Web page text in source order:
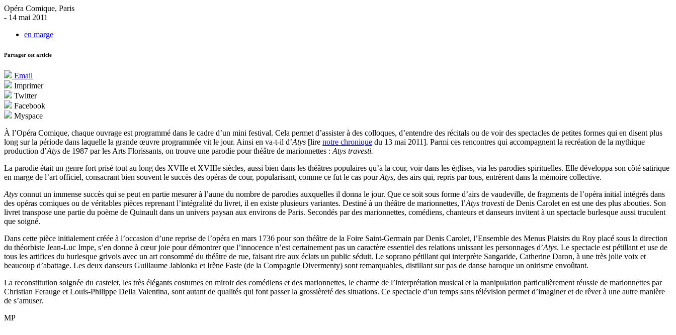
Opéra Comique, Paris
- 14 mai 2011
en marge
Partager cet article
Email
Imprimer
Twitter
Facebook
Myspace
À l’Opéra Comique, chaque ouvrage est programmé dans le cadre d’un mini festival. Cela permet d’assister à des colloques, d’entendre des récitals ou de voir des spectacles de petites formes qui en disent plus
long sur la période dans laquelle la grande œuvre programmée vit le jour. Ainsi en va-t-il d’Atys [lire notre chronique du 13 mai 2011]. Parmi ces rencontres qui accompagnent la recréation de la mythique
production d’Atys de 1987 par les Arts Florissants, on trouve une parodie pour théâtre de marionnettes : Atys travesti.
La parodie était un genre fort prisé tout au long des XVIIe et XVIIIe siècles, aussi bien dans les théâtres populaires qu’à la cour, voir dans les églises, via les parodies spirituelles. Elle développa son côté satirique
en marge de l’art officiel, consacrant bien souvent le succès des opéras de cour, popularisant, comme ce fut le cas pourAtys, des airs qui, repris par tous, entrèrent dans la mémoire collective.
Atys connut un immense succès qui se peut en partie mesurer à l’aune du nombre de parodies auxquelles il donna le jour. Que ce soit sous forme d’airs de vaudeville, de fragments de l’opéra initial intégrés dans
des opéras comiques ou de véritables pièces reprenant l’intégralité du livret, il en existe plusieurs variantes. Destiné à un théâtre de marionnettes, l’Atys travesti de Denis Carolet en est une des plus abouties. Son
livret transpose une partie du poème de Quinault dans un univers paysan aux environs de Paris. Secondés par des marionnettes, comédiens, chanteurs et danseurs invitent à un spectacle burlesque aussi truculent
que soigné.
Dans cette pièce initialement créée à l’occasion d’une reprise de l’opéra en mars 1736 pour son théâtre de la Foire Saint-Germain par Denis Carolet, l’Ensemble des Menus Plaisirs du Roy placé sous la direction
du théorbiste Jean-Luc Impe, s’en donne à cœur joie pour démontrer que l’innocence n’est certainement pas un caractère essentiel des relations unissant les personnages d’Atys. Le spectacle est pétillant et use de
tous les artifices du burlesque grivois avec un art consommé du théâtre de rue, faisant rire aux éclats un public séduit. Le soprano pétillant qui interprète Sangaride, Catherine Daron, à une très jolie voix et
beaucoup d’abattage. Les deux danseurs Guillaume Jablonka et Irène Faste (de la Compagnie Divermenty) sont remarquables, distillant sur pas de danse baroque un onirisme envoûtant.
La reconstitution soignée du castelet, les très élégants costumes en miroir des comédiens et des marionnettes, le charme de l’interprétation musical et la manipulation particulièrement réussie de marionnettes par
Christian Ferauge et Louis-Philippe Della Valentina, sont autant de qualités qui font passer la grossièreté des situations. Ce spectacle d’un temps sans télévision permet d’imaginer et de rêver à une autre manière
de s’amuser.
MP